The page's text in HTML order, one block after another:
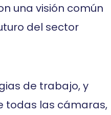
una visión común
del sector
de trabajo, y
todas las cámaras,